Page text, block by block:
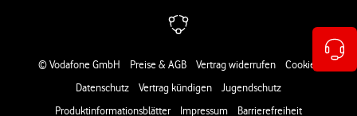
Rechtliche Links
© Vodafone GmbH Preise & AGB Vertrag widerrufen
Cookies
Datenschutz
Vertrag kündigen
Jugendschutz
Produktinformationsblätter
Impressum Barrierefreiheit